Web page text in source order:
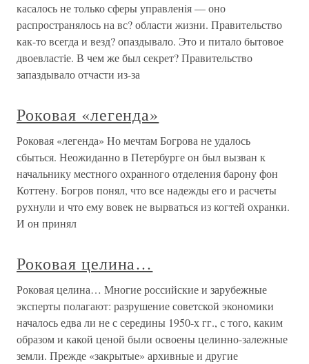
касалось не только сферы управленія — оно
распространялось на вс? области жизни. Правительство
как-то всегда и везд? опаздывало. Это и питало бытовое
двоевластіе. В чем же был секрет? Правительство
запаздывало отчасти из-за
Роковая «легенда»
Роковая «легенда» Но мечтам Богрова не удалось
сбыться. Неожиданно в Петербурге он был вызван к
начальнику местного охранного отделения барону фон
Коттену. Богров понял, что все надежды его и расчеты
рухнули и что ему вовек не вырваться из когтей охранки.
И он принял
Роковая целина…
Роковая целина… Многие российские и зарубежные
эксперты полагают: разрушение советской экономики
началось едва ли не с середины 1950-х гг., с того, каким
образом и какой ценой были освоены целинно-залежные
земли. Прежде «закрытые» архивные и другие